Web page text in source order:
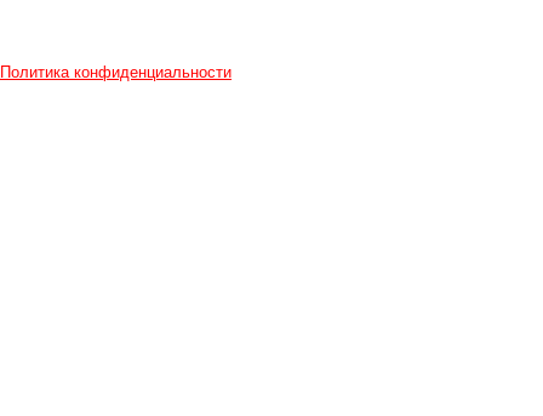
Политика конфиденциальности